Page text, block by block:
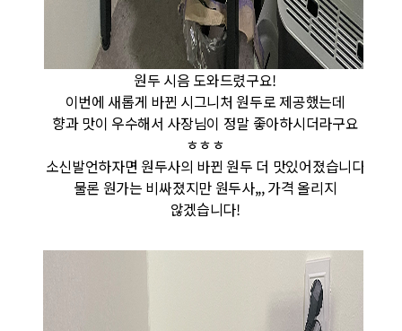
원두 시음 도와드렸구요!
이번에 새롭게 바뀐 시그니처 원두로 제공했는데
향과 맛이 우수해서 사장님이 정말 좋아하시더라구요
ㅎㅎㅎ
소신발언하자면 원두사의 바뀐 원두 더 맛있어졌습니다
물론 원가는 비싸졌지만 원두사,,, 가격 올리지
않겠습니다!